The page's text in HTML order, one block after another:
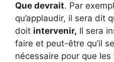
Que devrait. Par
qu’applaudir, il sera dit
doit intervenir, Il sera
faire et peut-être qu’il
nécessaire pour que